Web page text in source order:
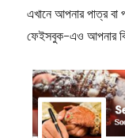
এখানে আপনার পাত্র বা
ফেইসবুক-এও আপনার